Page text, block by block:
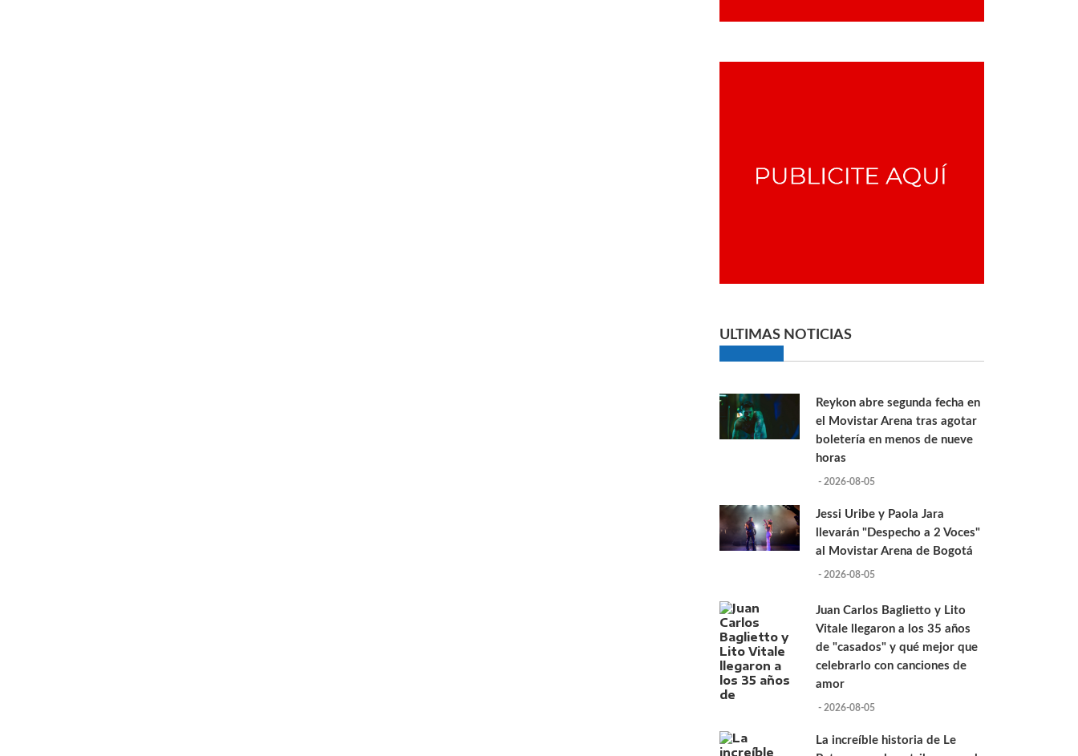
ULTIMAS NOTICIAS
Reykon abre segunda fecha en
el Movistar Arena tras agotar
boletería en menos de nueve
horas
- 2026-08-05
Jessi Uribe y Paola Jara
llevarán "Despecho a 2 Voces"
al Movistar Arena de Bogotá
- 2026-08-05
Juan Carlos Baglietto y Lito
Vitale llegaron a los 35 años
de "casados" y qué mejor que
celebrarlo con canciones de
amor
- 2026-08-05
La increíble historia de Le